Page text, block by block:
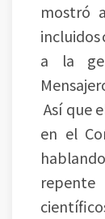
mostró
incluidos
a la
Así que
en el